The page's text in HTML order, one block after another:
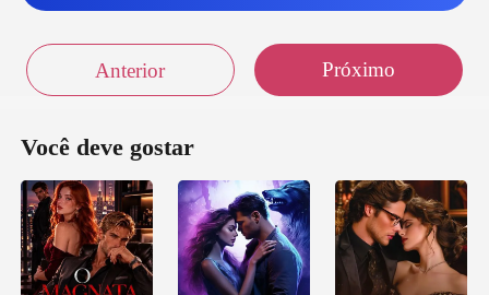
Anterior Próximo
Você deve gostar